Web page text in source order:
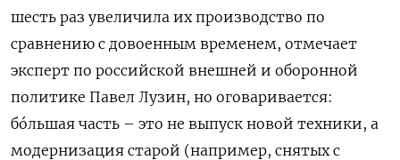
шесть раз увеличила их производство по
сравнению с довоенным временем, отмечает
эксперт по российской внешней и оборонной
политике Павел Лузин, но оговаривается:
бóльшая часть – это не выпуск новой техники, а
модернизация старой (например, снятых с